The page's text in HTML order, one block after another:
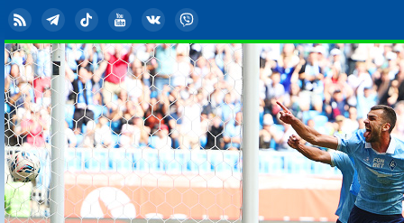
RSS TelegramTikTok YouTubeВКонтакте